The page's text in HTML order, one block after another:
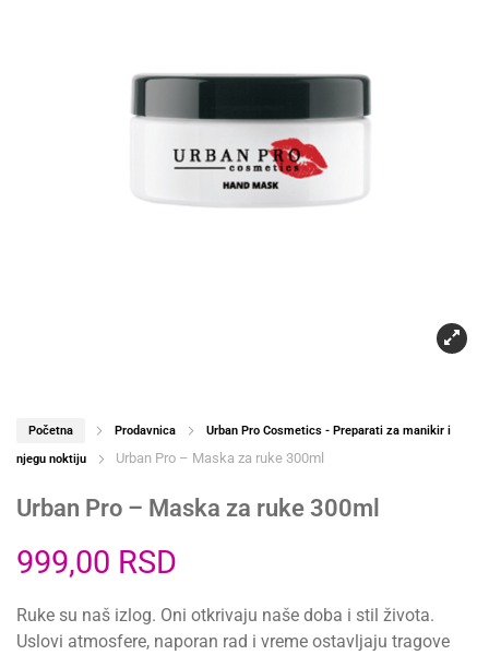
Početna Prodavnica
Urban Pro Cosmetics - Preparati za manikir i
njegu noktiju
Urban Pro – Maska za ruke 300ml
Urban Pro – Maska za ruke 300ml
999,00 RSD
Ruke su naš izlog. Oni otkrivaju naše doba i stil života.
Uslovi atmosfere, naporan rad i vreme ostavljaju tragove